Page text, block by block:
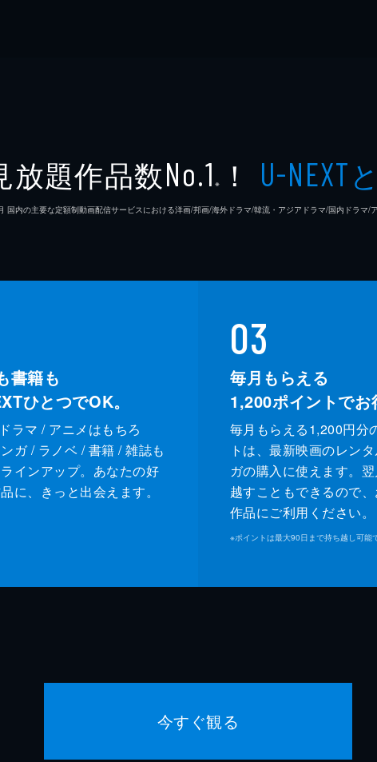
放題作品数No.1 ※ ！ U-NEXT
内の主要な定額制動画配信サービスにおける洋画/邦画/海外ドラマ/韓流・アジアドラマ/国内ドラマ/
書籍も
ひとつでOK。
ラマ / アニメはもちろ
ガ / ラノベ / 書籍 / 雑誌も
インアップ。あなたの好
に、きっと出会えます。
03
毎月もらえる
1,200ポイントでお
毎月もらえる1,200円分
トは、最新映画のレン
ガの購入に使えます。
越すこともできるので
作品にご利用ください。
※ポイントは最大90日まで持ち越し可能
今すぐ観る